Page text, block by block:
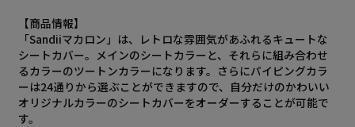
【商品情報】
「Sandiiマカロン」は、レトロな雰囲気があふれるキュートな
シートカバー。メインのシートカラーと、それらに組み合わせ
るカラーのツートンカラーになります。さらにパイピングカラ
ーは24通りから選ぶことができますので、自分だけのかわいい
オリジナルカラーのシートカバーをオーダーすることが可能で
す。